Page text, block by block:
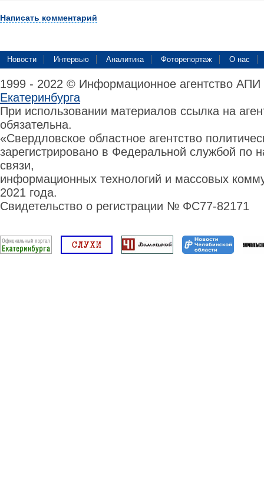
Написать комментарий
Новости Интервью Аналитика Фоторепортаж О нас
1999 - 2022 © Информационное агентство
Екатеринбурга
При использовании материалов ссылка на
обязательна.
«Свердловское областное агентство
зарегистрировано в Федеральной службой по
связи,
информационных технологий и массовых
2021 года.
Свидетельство о регистрации № ФС77-82171